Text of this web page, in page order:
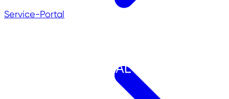
Service-Portal